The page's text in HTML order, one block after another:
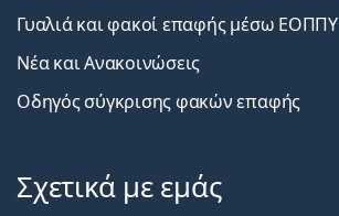
Γυαλιά και φακοί επαφής μέσω ΕΟΠΠΥ
Νέα και Ανακοινώσεις
Οδηγός σύγκρισης φακών επαφής
Σχετικά με εμάς